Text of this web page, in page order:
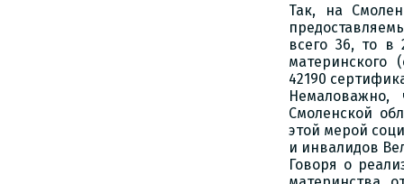
Так, на
всего 36, то в
материнского
42190
Смоленской
этой мерой
и инвалидов
Говоря о